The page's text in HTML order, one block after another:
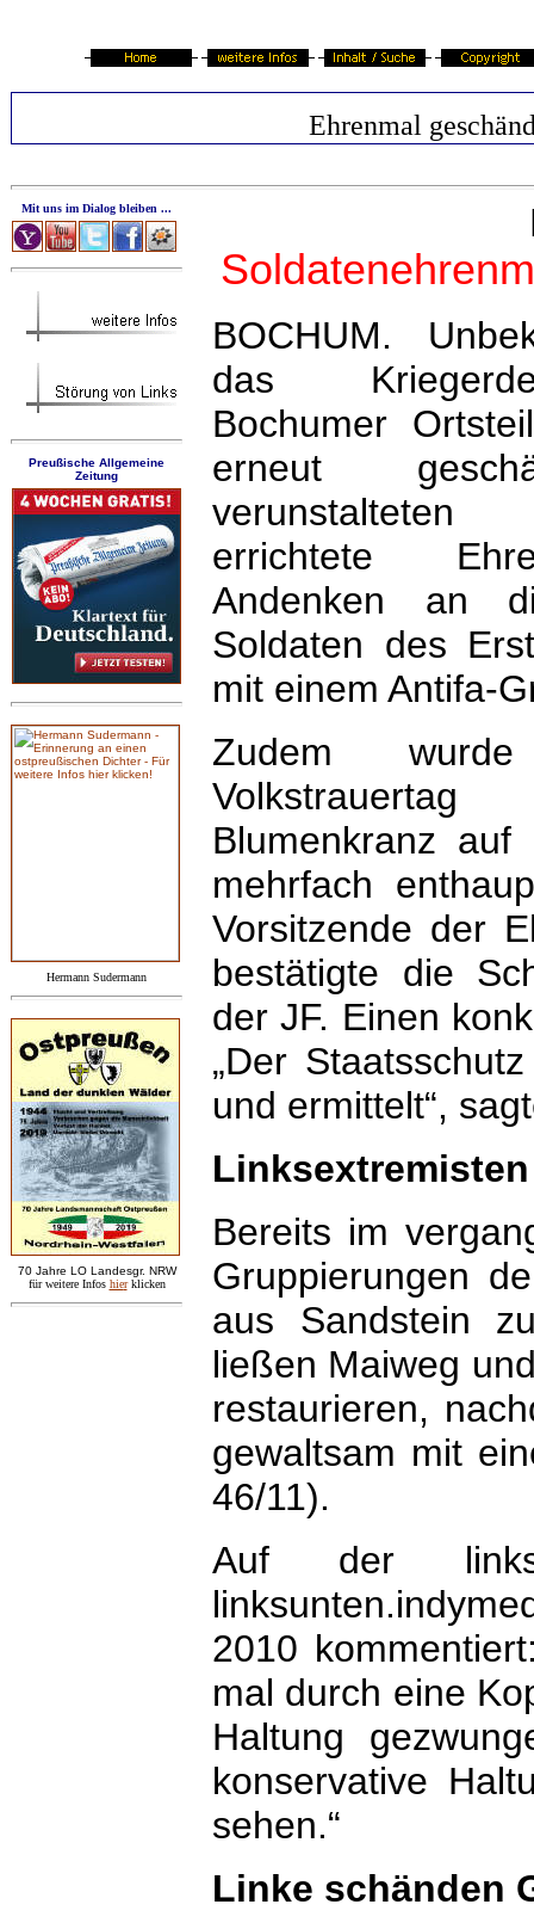
Ehrenmal
Mit uns im Dialog bleiben ...
Preußische Allgemeine
Zeitung
Hermann Sudermann
70 Jahre LO Landesgr. NRW
für weitere Infos hier klicken
BOCHUM.
das
Bochumer
erneut
errichtete
Andenken an
Soldaten des
mit einem Antifa-
Zudem
Blumenkranz
mehrfach
Vorsitzende der
bestätigte die
der JF. Einen
„Der
und ermittelt“,
Bereits im
Gruppierungen
aus Sandstein
ließen Maiweg
restaurieren,
gewaltsam mit
46/11).
Auf der
2010
mal durch eine
Haltung
konservative
sehen.“
Linke schänden